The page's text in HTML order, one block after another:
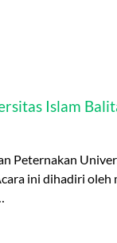
Islam
Peternakan
ini dihadiri oleh